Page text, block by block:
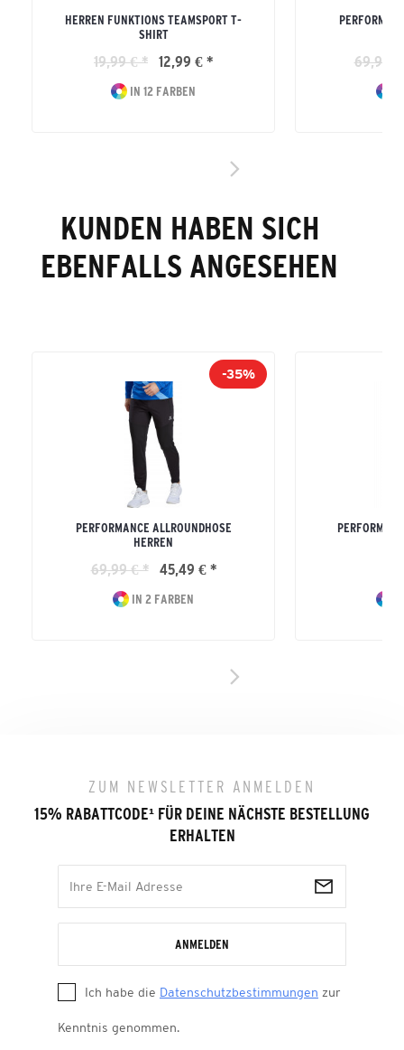
HERREN FUNKTIONS TEAMSPORT T-
SHIRT
19,99 € * 12,99 € *
IN 12 FARBEN
69,99
KUNDEN HABEN SICH
EBENFALLS ANGESEHEN
-35%
PERFORMANCE ALLROUNDHOSE
HERREN
69,99 € * 45,49 € *
IN 2 FARBEN
ZUM NEWSLETTER ANMELDEN
15% RABATTCODE¹ FÜR DEINE NÄCHSTE BESTELLUNG
ERHALTEN
ANMELDEN
Ich habe die Datenschutzbestimmungen zur
Kenntnis genommen.